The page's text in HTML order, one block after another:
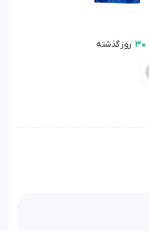
30 روز گذشته
30